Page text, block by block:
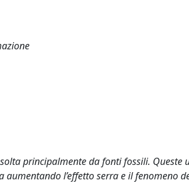
principalmente da fonti fossili. Queste
l’effetto serra e il fenomeno